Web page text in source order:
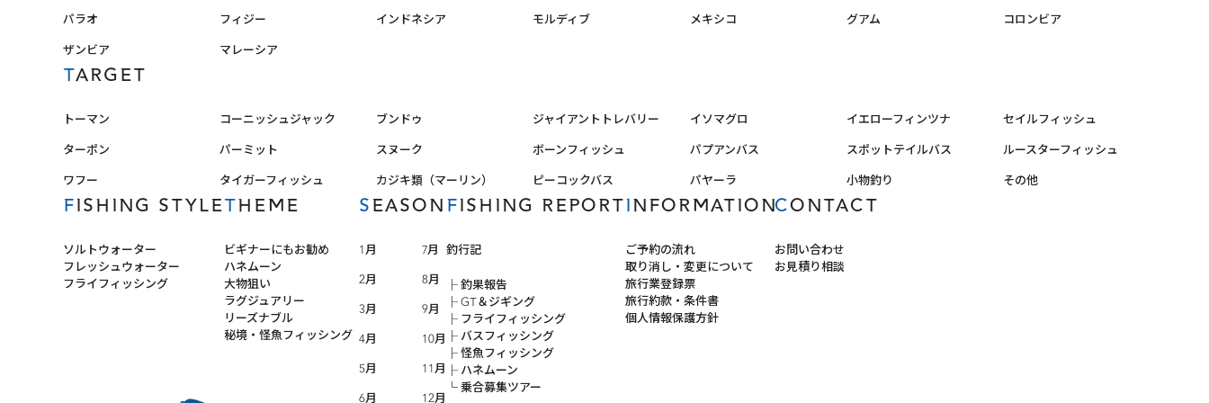
パラオ フィジー インドネシア モルディブ メキシコ グアム
コロンビア
ザンビア
マレーシア
TARGET
トーマン コーニッシュジャック ブンドゥ ジャイアントトレバリー イソマグロ イエローフィンツナ
セイルフィッシュ
ターポン
パーミット スヌーク ボーンフィッシュ パプアンバス スポットテイルバス
ルースターフィッシュ
ワフー
タイガーフィッシュ カジキ類（マーリン） ピーコックバス パヤーラ 小物釣り その他
FISHING STYLE
ソルトウォーター
フレッシュウォーター
フライフィッシング
THEME
ビギナーにもお勧め
ハネムーン
大物狙い
ラグジュアリー
リーズナブル
秘境・怪魚フィッシング
SEASON
1月
2月
3月
4月
5月
6月
7月
8月
9月
10月
11月
12月
FISHING REPORT
釣行記
釣果報告
GT＆ジギング
フライフィッシング
バスフィッシング
怪魚フィッシング
ハネムーン
乗合募集ツアー
INFORMATION
ご予約の流れ
取り消し・変更について
旅行業登録票
旅行約款・条件書
個人情報保護方針
CONTACT
お問い合わせ
お見積り相談